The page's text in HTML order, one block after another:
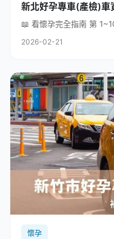
新北好孕專車(產檢)
📖 看懷孕完全指南 第
2026-02-21
懷孕